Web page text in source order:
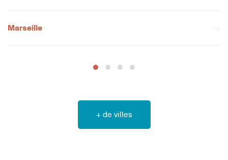
Marseille
+ de villes